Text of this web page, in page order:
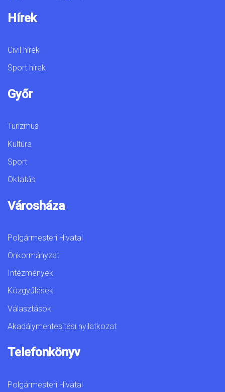
Hírek
Civil hírek
Sport hírek
Győr
Turizmus
Kultúra
Sport
Oktatás
Városháza
Polgármesteri Hivatal
Önkormányzat
Intézmények
Közgyűlések
Választások
Akadálymentesítési nyilatkozat
Telefonkönyv
Polgármesteri Hivatal